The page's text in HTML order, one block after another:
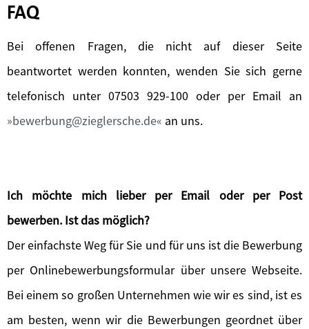
FAQ
Bei offenen Fragen, die nicht auf dieser Seite
beantwortet werden konnten, wenden Sie sich gerne
telefonisch unter 07503 929-100 oder per Email an
bewerbung@zieglersche.de an uns.
Ich möchte mich lieber per Email oder per Post
bewerben. Ist das möglich?
Der einfachste Weg für Sie und für uns ist die Bewerbung
per Onlinebewerbungsformular über unsere Webseite.
Bei einem so großen Unternehmen wie wir es sind, ist es
am besten, wenn wir die Bewerbungen geordnet über